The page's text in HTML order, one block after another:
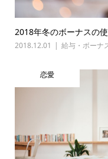
2018年冬のボーナスの
2018.12.01 給与・ボーナ
恋愛